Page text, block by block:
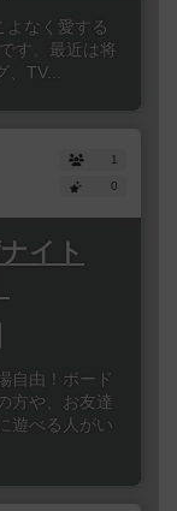
よなく愛する
す。最近は将
TV...
1
0
イト
自由！ボード
方や、お友達
遊べる人がい